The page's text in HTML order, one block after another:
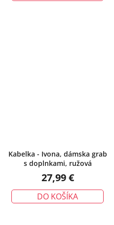
Kabelka - Ivona, dámska grab
s doplnkami, ružová
27,99 €
DO KOŠÍKA